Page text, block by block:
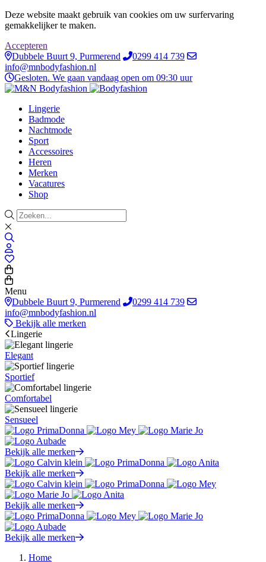
Deze website maakt gebruik van cookies om uw surfervaring
gemakkelijker te maken.
Accepteren
Dubbele Buurt 9, Purmerend
0299 414 739
info@mnbodyfashion.nl
Gesloten. We gaan vandaag open om 09:30 uur
Lingerie
Badmode
Nachtmode
Sport
Accessoires
Heren
Merken
Vacatures
Shop
Menu
Dubbele Buurt 9, Purmerend
0299 414 739
info@mnbodyfashion.nl
Bekijk alle merken
Lingerie
Elegant
Sportief
Comfortabel
Sensueel
Bekijk alle merken
Bekijk alle merken
Bekijk alle merken
Bekijk alle merken
Home